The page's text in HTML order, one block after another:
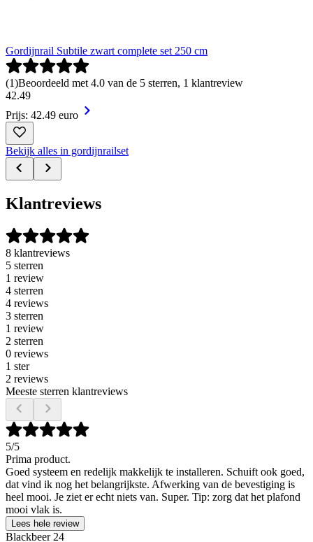
Gordijnrail Subtile zwart complete set 250 cm
(1)Beoordeeld met 4.0 van de 5 sterren, 1 klantreview
42.49
Prijs: 42.49 euro
Bekijk alles in gordijnrailset
Klantreviews
8 klantreviews
5 sterren
1 review
4 sterren
4 reviews
3 sterren
1 review
2 sterren
0 reviews
1 ster
2 reviews
Meeste sterren klantreviews
5/5
Prima product.
Goed systeem en redelijk makkelijk te installeren. Schuift ook goed,
dat vind ik nog het belangrijkste. Afwerking van de bevestiging is
heel mooi. Je ziet er echt niets van. Super. Tip: zorg dat het plafond
mooi vlak is.
Lees hele review
Blackbeer 24